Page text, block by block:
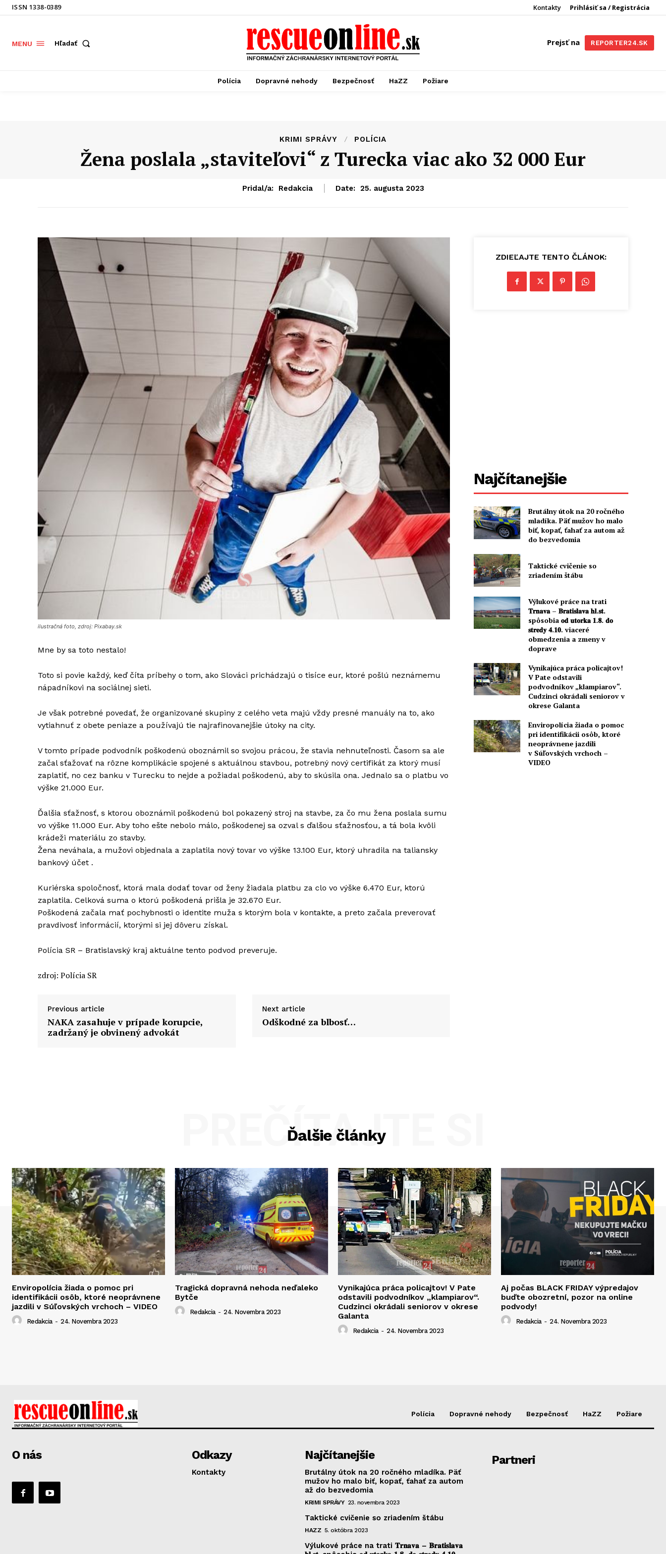
ISSN 1338-0389 Prihlásiť sa / Registrácia
Kontakty
MENU Hľadať Prejsť na REPORTER24.SK
Polícia Dopravné nehody Bezpečnosť HaZZ Požiare
KRIMI SPRÁVY POLÍCIA
Žena poslala „staviteľovi“ z Turecka viac ako 32 000 Eur
Pridal/a: Redakcia Date: 25. augusta 2023
ilustračná foto, zdroj: Pixabay.sk
Mne by sa toto nestalo!
Toto si povie každý, keď číta príbehy o tom, ako Slováci prichádzajú o tisíce eur, ktoré pošlú neznámemu
nápadníkovi na sociálnej sieti.
Je však potrebné povedať, že organizované skupiny z celého veta majú vždy presné manuály na to, ako
vytiahnuť z obete peniaze a používajú tie najrafinovanejšie útoky na city.
V tomto prípade podvodník poškodenú oboznámil so svojou prácou, že stavia nehnuteľnosti. Časom sa ale
začal sťažovať na rôzne komplikácie spojené s aktuálnou stavbou, potrebný nový certifikát za ktorý musí
zaplatiť, no cez banku v Turecku to nejde a požiadal poškodenú, aby to skúsila ona. Jednalo sa o platbu vo
výške 21.000 Eur.
Ďalšia sťažnosť, s ktorou oboznámil poškodenú bol pokazený stroj na stavbe, za čo mu žena poslala sumu
vo výške 11.000 Eur. Aby toho ešte nebolo málo, poškodenej sa ozval s ďalšou sťažnosťou, a tá bola kvôli
krádeži materiálu zo stavby.
Žena neváhala, a mužovi objednala a zaplatila nový tovar vo výške 13.100 Eur, ktorý uhradila na taliansky
bankový účet .
Kuriérska spoločnosť, ktorá mala dodať tovar od ženy žiadala platbu za clo vo výške 6.470 Eur, ktorú
zaplatila. Celková suma o ktorú poškodená prišla je 32.670 Eur.
Poškodená začala mať pochybnosti o identite muža s ktorým bola v kontakte, a preto začala preverovať
pravdivosť informácií, ktorými si jej dôveru získal.
Polícia SR – Bratislavský kraj aktuálne tento podvod preveruje.
zdroj: Polícia SR
Previous article
NAKA zasahuje v prípade korupcie,
zadržaný je obvinený advokát
Next article
Odškodné za blbosť…
ZDIEĽAJTE TENTO ČLÁNOK:
Najčítanejšie
Brutálny útok na 20 ročného
mladíka. Päť mužov ho malo
biť, kopať, ťahať za autom až
do bezvedomia
Taktické cvičenie so
zriadením štábu
Výlukové práce na trati
𝐓𝐫𝐧𝐚𝐯𝐚 – 𝐁𝐫𝐚𝐭𝐢𝐬𝐥𝐚𝐯𝐚 𝐡𝐥.𝐬𝐭.
spôsobia 𝐨𝐝 𝐮𝐭𝐨𝐫𝐤𝐚 𝟏.𝟖. 𝐝𝐨
𝐬𝐭𝐫𝐞𝐝𝐲 𝟒.𝟏𝟎. viaceré
obmedzenia a zmeny v
doprave
Vynikajúca práca policajtov!
V Pate odstavili
podvodníkov „klampiarov“.
Cudzinci okrádali seniorov v
okrese Galanta
Enviropolícia žiada o pomoc
pri identifikácii osôb, ktoré
neoprávnene jazdili
v Súľovských vrchoch –
VIDEO
Ďalšie články
PREČÍTAJTE SI
Enviropolícia žiada o pomoc pri
identifikácii osôb, ktoré neoprávnene
jazdili v Súľovských vrchoch – VIDEO
Redakcia - 24. Novembra 2023
Tragická dopravná nehoda neďaleko
Bytče
Redakcia - 24. Novembra 2023
Vynikajúca práca policajtov! V Pate
odstavili podvodníkov „klampiarov“.
Cudzinci okrádali seniorov v okrese
Galanta
Redakcia - 24. Novembra 2023
Aj počas BLACK FRIDAY výpredajov
buďte obozretní, pozor na online
podvody!
Redakcia - 24. Novembra 2023
Polícia Dopravné nehody Bezpečnosť HaZZ Požiare
O nás Odkazy
Kontakty
Najčítanejšie
Brutálny útok na 20 ročného mladíka. Päť
mužov ho malo biť, kopať, ťahať za autom
až do bezvedomia
KRIMI SPRÁVY 23. novembra 2023
Taktické cvičenie so zriadením štábu
HAZZ 5. októbra 2023
Výlukové práce na trati 𝐓𝐫𝐧𝐚𝐯𝐚 – 𝐁𝐫𝐚𝐭𝐢𝐬𝐥𝐚𝐯𝐚
Partneri